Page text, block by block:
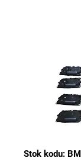
Stok kodu: